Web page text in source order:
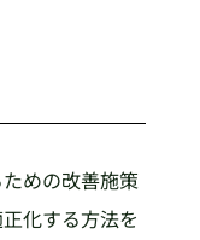
めの改善施策
化する方法を